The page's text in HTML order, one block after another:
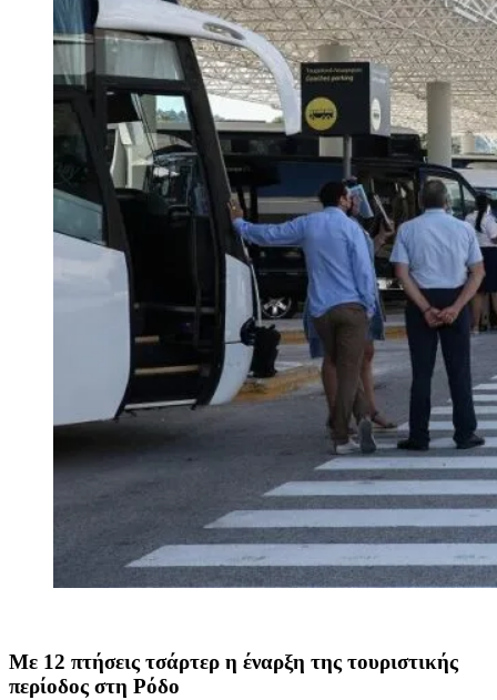
Με 12 πτήσεις τσάρτερ η έναρξη της τουριστικής
περίοδος στη Ρόδο